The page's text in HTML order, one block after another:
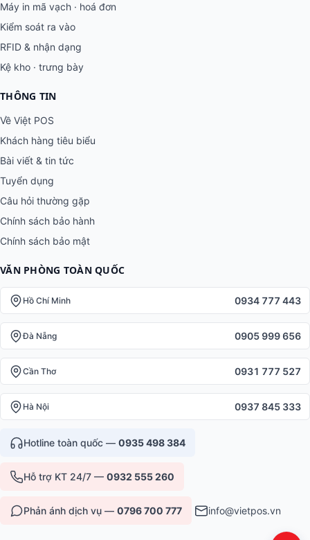
Máy in mã vạch · hoá đơn
Kiểm soát ra vào
RFID & nhận dạng
Kệ kho · trưng bày
THÔNG TIN
Về Việt POS
Khách hàng tiêu biểu
Bài viết & tin tức
Tuyển dụng
Câu hỏi thường gặp
Chính sách bảo hành
Chính sách bảo mật
VĂN PHÒNG TOÀN QUỐC
Hồ Chí Minh 0934 777 443
Đà Nẵng 0905 999 656
Cần Thơ 0931 777 527
Hà Nội 0937 845 333
Hotline toàn quốc — 0935 498 384
Hỗ trợ KT 24/7 — 0932 555 260
Phản ánh dịch vụ — 0796 700 777 info@vietpos.vn